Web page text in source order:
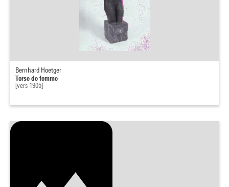
Bernhard Hoetger
Torse de femme
[vers 1905]